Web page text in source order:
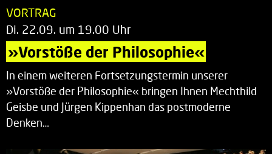
VORTRAG
Di. 22.09. um 19.00 Uhr
»Vorstöße der Philosophie«
In einem weiteren Fortsetzungstermin unserer
»Vorstöße der Philosophie« bringen Ihnen Mechthild
Geisbe und Jürgen Kippenhan das postmoderne
Denken…